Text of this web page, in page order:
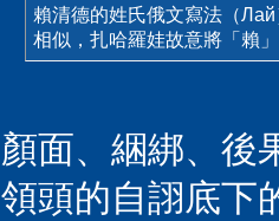
賴清德的姓氏俄文寫法（
相似，扎哈羅娃故意將「賴
顏面、綑綁、後
領頭的自詡底下